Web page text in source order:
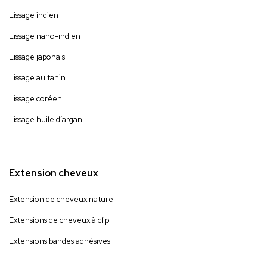
Lissage indien
Lissage nano-indien
Lissage japonais
Lissage au tanin
Lissage coréen
Lissage huile d’argan
Extension cheveux
Extension de cheveux naturel
Extensions de cheveux à clip
Extensions bandes adhésives